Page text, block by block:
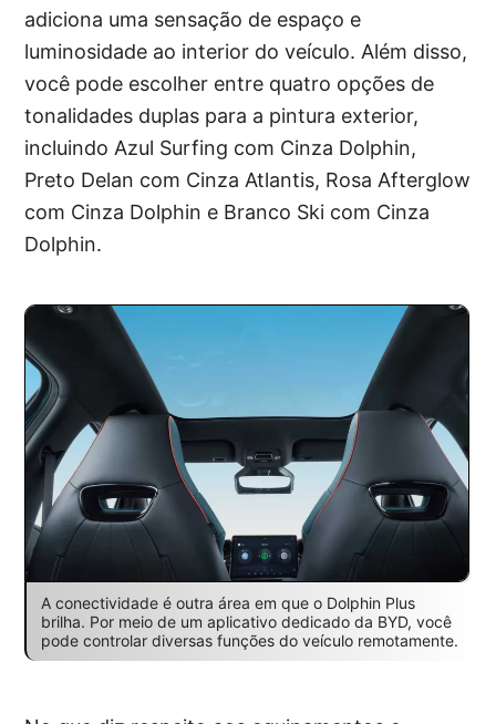
adiciona uma sensação de espaço e
luminosidade ao interior do veículo. Além disso,
você pode escolher entre quatro opções de
tonalidades duplas para a pintura exterior,
incluindo Azul Surfing com Cinza Dolphin,
Preto Delan com Cinza Atlantis, Rosa Afterglow
com Cinza Dolphin e Branco Ski com Cinza
Dolphin.
A conectividade é outra área em que o Dolphin Plus
brilha. Por meio de um aplicativo dedicado da BYD, você
pode controlar diversas funções do veículo remotamente.